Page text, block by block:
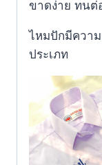
ขาดง่าย ทนต่
ไหมปักมีควา
ประเภท